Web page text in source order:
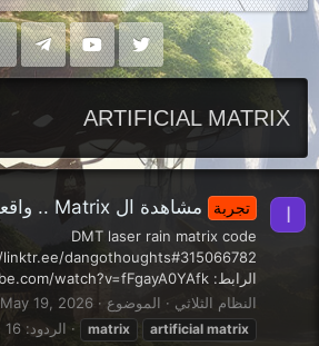
ARTIFICIAL MATRIX
ا تجربة مشاهدة ال Matrix .. واقعنا الوهمي..
DMT laser rain matrix code
الرابط: https://m.youtube.com/watch?v=fFgayA0YAfk
النظام الثلاثي
الموضوع May 19, 2026
artificial matrix
matrix الردود: 16